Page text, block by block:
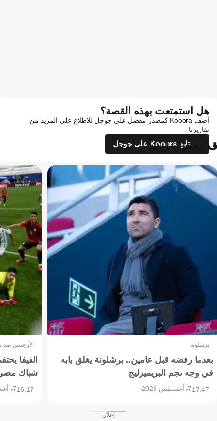
هل استمتعت بهذه القصة؟
أضف Kooora كمصدر مفضل على جوجل للاطلاع على المزيد من
تقاريرنا
تابع Kooora على جوجل
قد يعجبك أيضاً
برشلونة
بعدما رفضه قبل عامين.. برشلونة يغلق بابه
في وجه نجم البريميرليج
17:477 أغسطس 2026
الأرجنتين
الفيفا
شباك
16:177 أغسطس 2026
إعلان